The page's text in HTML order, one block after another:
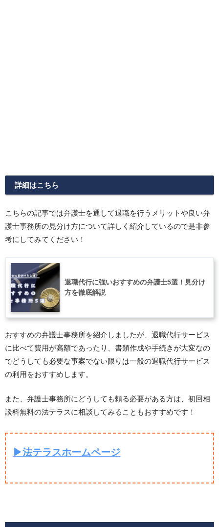
詳細はこちら
こちらの記事では弁護士を通して退職を行うメリットや良い弁
護士事務所の見分け方について詳しく紹介しているので是非参
考にしてみてください！
退職代行に強いおすすめの弁護士5選！見分け
方を徹底解説
おすすめの弁護士事務所を紹介しましたが、退職代行サービス
に比べて費用が高額であったり、書類作成や手続きが大変なの
でどうしても必要な事案でない限りは一般の退職代行サービス
の利用をおすすめします。
また、弁護士事務所にどうしても頼る必要がある方は、初回相
談料無料の法テラスに相談してみることもおすすめです！
▶法テラスホームページ